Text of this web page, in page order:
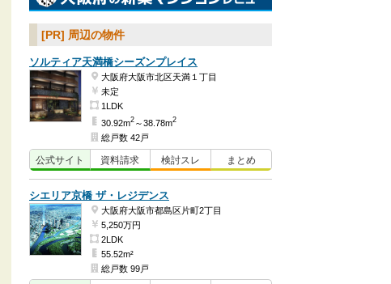
[PR] 周辺の物件
ソルティア天満橋シーズンプレイス
大阪府大阪市北区天満１丁目
未定
1LDK
30.92m2 ～38.78m2
総戸数 42戸
公式サイト 資料請求 検討スレ まとめ
シエリア京橋 ザ・レジデンス
大阪府大阪市都島区片町2丁目
5,250万円
2LDK
55.52m²
総戸数 99戸